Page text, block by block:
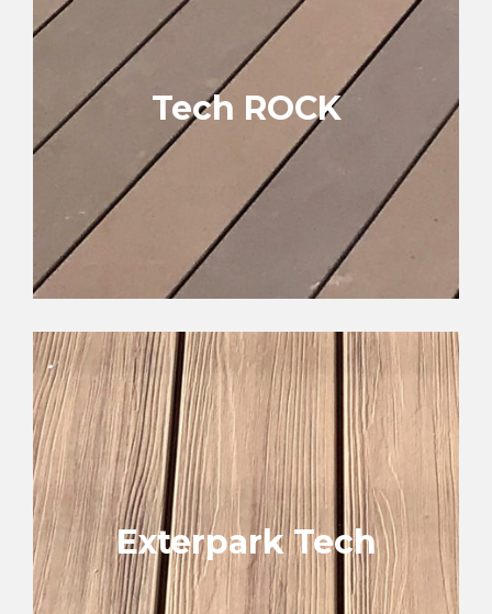
Tech ROCK
Exterpark Tech
Superfície lisa
Perfil invisible